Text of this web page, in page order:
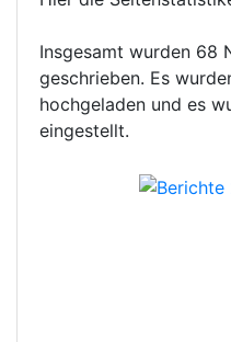
Insgesamt wurden 68
geschrieben. Es
hochgeladen und es
eingestellt.